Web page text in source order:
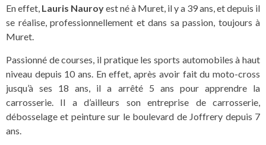
En effet, Lauris Nauroyest né à Muret, il y a 39 ans, et depuis il
se réalise, professionnellement et dans sa passion, toujours à
Muret.
Passionné de courses, il pratique les sports automobiles à haut
niveau depuis 10 ans. En effet, après avoir fait du moto-cross
jusqu’à ses 18 ans, il a arrêté 5 ans pour apprendre la
carrosserie. Il a d’ailleurs son entreprise de carrosserie,
débosselage et peinture sur le boulevard de Joffrery depuis 7
ans.